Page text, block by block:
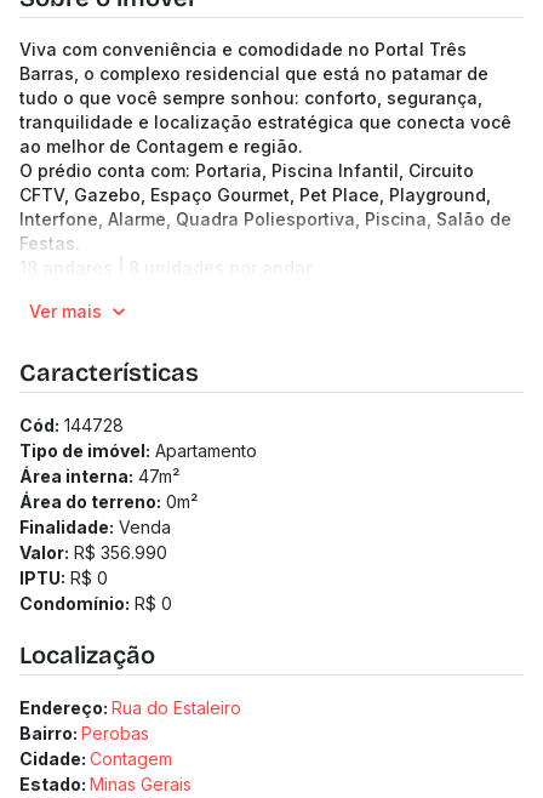
Viva com conveniência e comodidade no Portal Três
Barras, o complexo residencial que está no patamar de
tudo o que você sempre sonhou: conforto, segurança,
tranquilidade e localização estratégica que conecta você
ao melhor de Contagem e região.
O prédio conta com: Portaria, Piscina Infantil, Circuito
CFTV, Gazebo, Espaço Gourmet, Pet Place, Playground,
Interfone, Alarme, Quadra Poliesportiva, Piscina, Salão de
Festas.
18 andares | 8 unidades por andar
Perobas
1 vagas
1 a 2 banheiros
Medidor de água individualizado
Medidor de gás individualizado
Ver mais
Características
Cód: 144728
Tipo de imóvel: Apartamento
Área interna: 47m²
Área do terreno: 0m²
Finalidade: Venda
Valor: R$ 356.990
IPTU: R$ 0
Condomínio: R$ 0
Localização
Endereço: Rua do Estaleiro
Bairro: Perobas
Cidade: Contagem
Estado: Minas Gerais